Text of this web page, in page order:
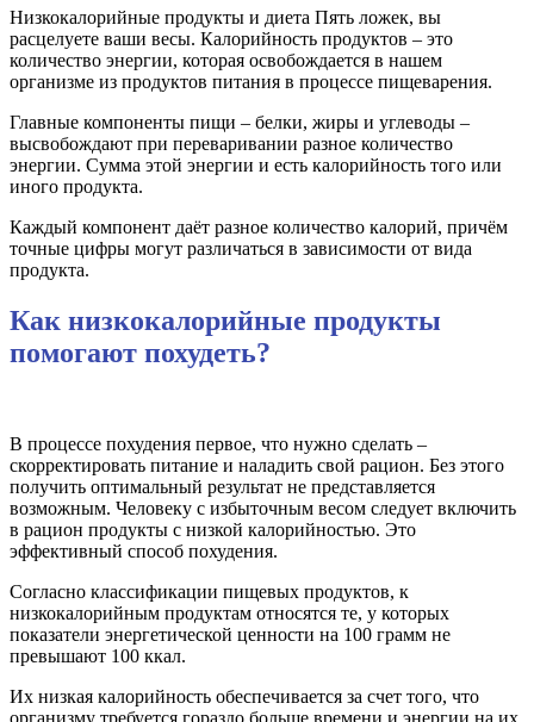
Низкокалорийные продукты и диета Пять ложек, вы
расцелуете ваши весы. Калорийность продуктов – это
количество энергии, которая освобождается в нашем
организме из продуктов питания в процессе пищеварения.
Главные компоненты пищи – белки, жиры и углеводы –
высвобождают при переваривании разное количество
энергии. Сумма этой энергии и есть калорийность того или
иного продукта.
Каждый компонент даёт разное количество калорий, причём
точные цифры могут различаться в зависимости от вида
продукта.
Как низкокалорийные продукты
помогают похудеть?
В процессе похудения первое, что нужно сделать –
скорректировать питание и наладить свой рацион. Без этого
получить оптимальный результат не представляется
возможным. Человеку с избыточным весом следует включить
в рацион продукты с низкой калорийностью. Это
эффективный способ похудения.
Согласно классификации пищевых продуктов, к
низкокалорийным продуктам относятся те, у которых
показатели энергетической ценности на 100 грамм не
превышают 100 ккал.
Их низкая калорийность обеспечивается за счет того, что
организму требуется гораздо больше времени и энергии на их